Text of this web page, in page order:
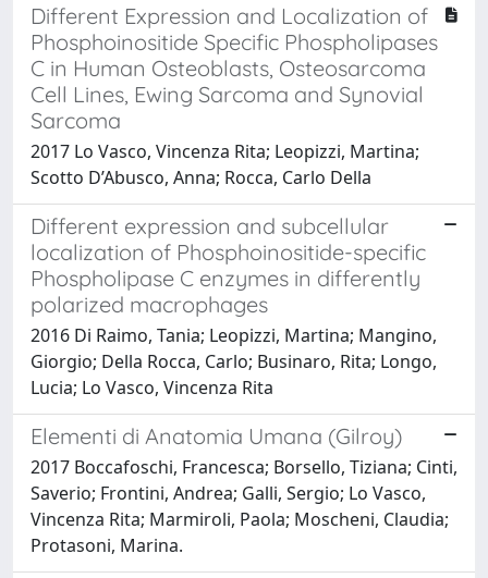
Different Expression and Localization of
Phosphoinositide Specific Phospholipases
C in Human Osteoblasts, Osteosarcoma
Cell Lines, Ewing Sarcoma and Synovial
Sarcoma
2017 Lo Vasco, Vincenza Rita; Leopizzi, Martina;
Scotto D’Abusco, Anna; Rocca, Carlo Della
Different expression and subcellular
localization of Phosphoinositide-specific
Phospholipase C enzymes in differently
polarized macrophages
2016 Di Raimo, Tania; Leopizzi, Martina; Mangino,
Giorgio; Della Rocca, Carlo; Businaro, Rita; Longo,
Lucia; Lo Vasco, Vincenza Rita
Elementi di Anatomia Umana (Gilroy)
2017 Boccafoschi, Francesca; Borsello, Tiziana; Cinti,
Saverio; Frontini, Andrea; Galli, Sergio; Lo Vasco,
Vincenza Rita; Marmiroli, Paola; Moscheni, Claudia;
Protasoni, Marina.